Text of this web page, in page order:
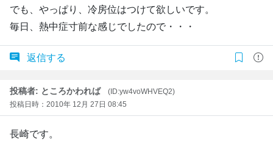
でも、やっぱり、冷房位はつけて欲しいです。
毎日、熱中症寸前な感じでしたので・・・
返信する
投稿者: ところかわれば
(ID:yw4voWHVEQ2)
投稿日時：2010年 12月 27日 08:45
長崎です。